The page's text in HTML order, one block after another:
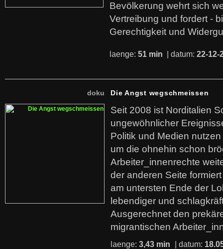
Bevölkerung wehrt sich
Vertreibung und fordert -
Gerechtigkeit und
laenge: 51 min | datum: 22-12-
doku Die Angst wegschmeissen
Seit 2008 ist Norditalien
ungewöhnlicher
Politik und Medien
um die ohnehin schon
Arbeiter_innenrechte
der anderen Seite
am untersten Ende der
lebendiger und
Ausgerechnet den
migrantischen
laenge: 3,43 min | datum: